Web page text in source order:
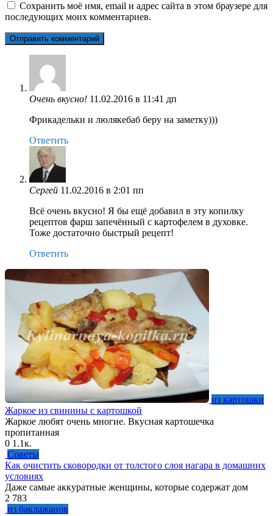
Сохранить моё имя, email и адрес сайта в этом браузере для
последующих моих комментариев.
Очень вкусно! 11.02.2016 в 11:41 дп
Фрикадельки и люлякебаб беру на заметку)))
Ответить
Сергей 11.02.2016 в 2:01 пп
Всё очень вкусно! Я бы ещё добавил в эту копилку
рецептов фарш запечённый с картофелем в духовке.
Тоже достаточно быстрый рецепт!
Ответить
из картошки
Жаркое из свинины с картошкой
Жаркое любят очень многие. Вкусная картошечка
пропитанная
0 1.1к.
Советы
Как очистить сковородки от толстого слоя нагара в домашних
условиях
Даже самые аккуратные женщины, которые содержат дом
2 783
из баклажанов